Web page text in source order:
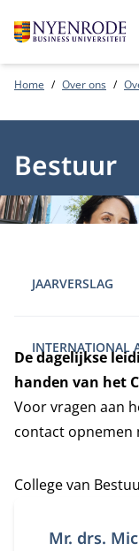
Home Over ons
Bestuur
JAARVERSLAG
INTERNATIONAL
De dagelijkse
handen van het
Voor vragen aan
contact opnemen
College van
Mr. drs.